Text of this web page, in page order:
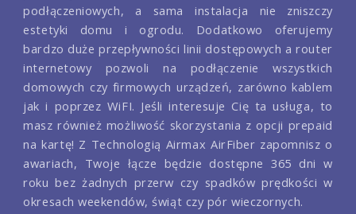
podłączeniowych, a sama instalacja nie zniszczy
estetyki domu i ogrodu. Dodatkowo oferujemy
bardzo duże przepływności linii dostępowych a router
internetowy pozwoli na podłączenie wszystkich
domowych czy firmowych urządzeń, zarówno kablem
jak i poprzez WiFI. Jeśli interesuje Cię ta usługa, to
masz również możliwość skorzystania z opcji prepaid
na kartę! Z Technologią Airmax AirFiber zapomnisz o
awariach, Twoje łącze będzie dostępne 365 dni w
roku bez żadnych przerw czy spadków prędkości w
okresach weekendów, świąt czy pór wieczornych.